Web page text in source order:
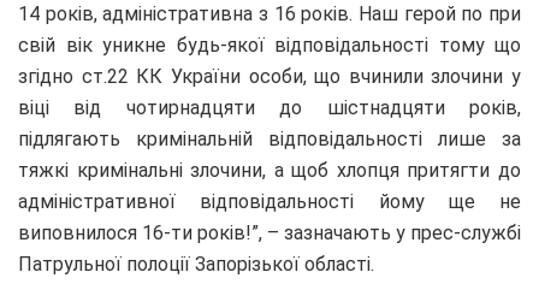
14 років, адміністративна з 16 років. Наш герой по при
свій вік уникне будь-якої відповідальності тому що
згідно ст.22 КК України особи, що вчинили злочини у
віці від чотирнадцяти до шістнадцяти років,
підлягають кримінальній відповідальності лише за
тяжкі кримінальні злочини, а щоб хлопця притягти до
адміністративної відповідальності йому ще не
виповнилося 16-ти років!”, – зазначають у прес-службі
Патрульної полоції Запорізької області.